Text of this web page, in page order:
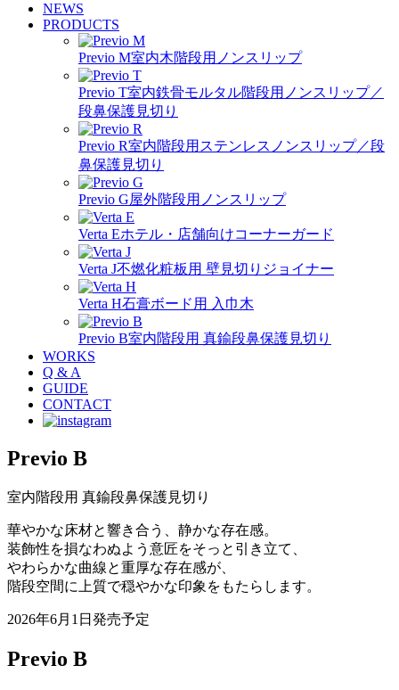
NEWS
PRODUCTS
Previo M室内木階段用ノンスリップ
Previo T室内鉄骨モルタル階段用ノンスリップ／
段鼻保護見切り
Previo R室内階段用ステンレスノンスリップ／段
鼻保護見切り
Previo G屋外階段用ノンスリップ
Verta Eホテル・店舗向けコーナーガード
Verta J不燃化粧板用 壁見切りジョイナー
Verta H石膏ボード用 入巾木
Previo B室内階段用 真鍮段鼻保護見切り
WORKS
Q & A
GUIDE
CONTACT
Previo B
室内階段用 真鍮段鼻保護見切り
華やかな床材と響き合う、静かな存在感。
装飾性を損なわぬよう意匠をそっと引き立て、
やわらかな曲線と重厚な存在感が、
階段空間に上質で穏やかな印象をもたらします。
2026年6月1日発売予定
Previo B